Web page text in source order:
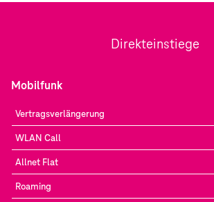
Direkteinstiege
Mobilfunk
Vertragsverlängerung
WLAN Call
Allnet Flat
Roaming